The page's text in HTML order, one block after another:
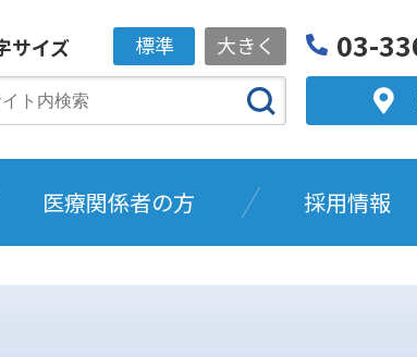
サイズ 標準 大きく 03-
医療関係者の方 採用情報